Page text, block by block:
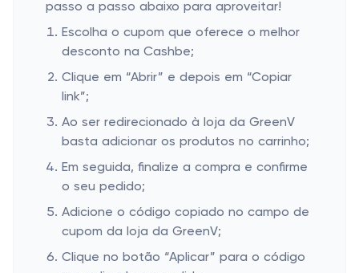
passo a passo abaixo para aproveitar!
Escolha o cupom que oferece o melhor
desconto na Cashbe;
Clique em “Abrir” e depois em “Copiar
link”;
Ao ser redirecionado à loja da GreenV
basta adicionar os produtos no carrinho;
Em seguida, finalize a compra e confirme
o seu pedido;
Adicione o código copiado no campo de
cupom da loja da GreenV;
Clique no botão “Aplicar” para o código